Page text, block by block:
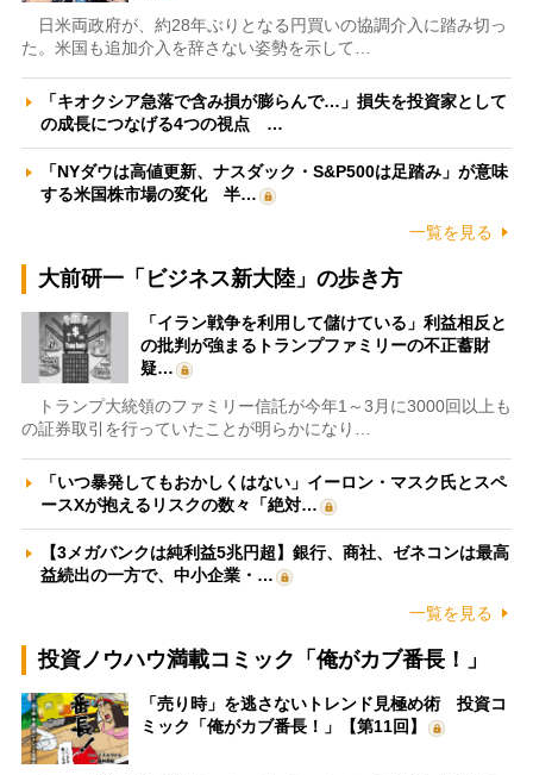
日米両政府が、約28年ぶりとなる円買いの協調介入に踏み切っ
た。米国も追加介入を辞さない姿勢を示して…
「キオクシア急落で含み損が膨らんで…」損失を投資家として
の成長につなげる4つの視点 …
「NYダウは高値更新、ナスダック・S&P500は足踏み」が意味
する米国株市場の変化 半…
一覧を見る
大前研一「ビジネス新大陸」の歩き方
「イラン戦争を利用して儲けている」利益相反と
の批判が強まるトランプファミリーの不正蓄財
疑…
トランプ大統領のファミリー信託が今年1～3月に3000回以上も
の証券取引を行っていたことが明らかになり…
「いつ暴発してもおかしくはない」イーロン・マスク氏とスペ
ースXが抱えるリスクの数々「絶対…
【3メガバンクは純利益5兆円超】銀行、商社、ゼネコンは最高
益続出の一方で、中小企業・…
一覧を見る
投資ノウハウ満載コミック「俺がカブ番長！」
「売り時」を逃さないトレンド見極め術 投資コ
ミック「俺がカブ番長！」【第11回】